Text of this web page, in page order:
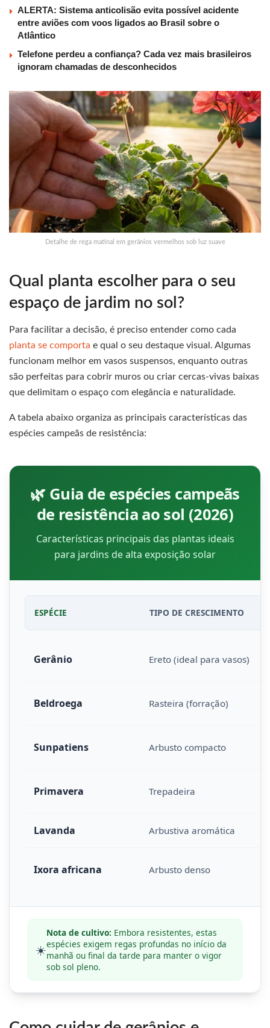
ALERTA: Sistema anticolisão evita possível acidente
entre aviões com voos ligados ao Brasil sobre o
Atlântico
Telefone perdeu a confiança? Cada vez mais brasileiros
ignoram chamadas de desconhecidos
Detalhe de rega matinal em gerânios vermelhos sob luz suave
Qual planta escolher para o seu
espaço de jardim no sol?
Para facilitar a decisão, é preciso entender como cada
planta se comporta e qual o seu destaque visual. Algumas
funcionam melhor em vasos suspensos, enquanto outras
são perfeitas para cobrir muros ou criar cercas-vivas baixas
que delimitam o espaço com elegância e naturalidade.
A tabela abaixo organiza as principais características das
espécies campeãs de resistência:
🌿 Guia de espécies campeãs
de resistência ao sol (2026)
Características principais das plantas ideais
para jardins de alta exposição solar
ESPÉCIE TIPO DE CRESCIMENTO
Gerânio Ereto (ideal para vasos)
Beldroega Rasteira (forração)
Sunpatiens Arbusto compacto
Primavera Trepadeira
Lavanda Arbustiva aromática
Ixora africana Arbusto denso
☀️
Nota de cultivo: Embora resistentes, estas
espécies exigem regas profundas no início da
manhã ou final da tarde para manter o vigor
sob sol pleno.